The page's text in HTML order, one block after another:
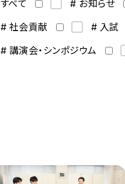
すべて # お知らせ
# 社会貢献
# 入試
# 講演会・シンポジウム